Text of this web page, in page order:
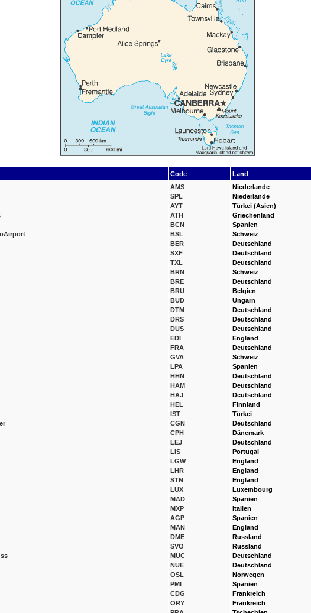
Code
Land
AMS
SPL
AYT
ATH
BCN
BSL
BER
SXF
TXL
BRN
BRE
BRU
BUD
DTM
DRS
DUS
EDI
FRA
GVA
LPA
HHN
HAM
HAJ
HEL
IST
CGN
CPH
LEJ
LIS
LGW
LHR
STN
LUX
MAD
MXP
AGP
MAN
DME
SVO
MUC
NUE
OSL
PMI
CDG
ORY
Niederlande
Niederlande
Türkei (Asien)
Griechenland
Spanien
Schweiz
Deutschland
Deutschland
Deutschland
Schweiz
Deutschland
Belgien
Ungarn
Deutschland
Deutschland
Deutschland
England
Deutschland
Schweiz
Spanien
Deutschland
Deutschland
Deutschland
Finnland
Türkei
Deutschland
Dänemark
Deutschland
Portugal
England
England
England
Luxembourg
Spanien
Italien
Spanien
England
Russland
Russland
Deutschland
Deutschland
Norwegen
Spanien
Frankreich
Frankreich